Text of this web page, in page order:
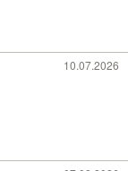
10.07.2026